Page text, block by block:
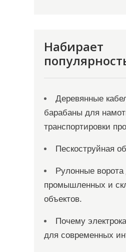
Набирает
Деревянные
барабаны для
транспортировки
Пескоструйная
Рулонные ворота
промышленных и
объектов.
Почему
для современных